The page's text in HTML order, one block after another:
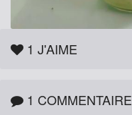
1 J'AIME
1 COMMENTAIRE